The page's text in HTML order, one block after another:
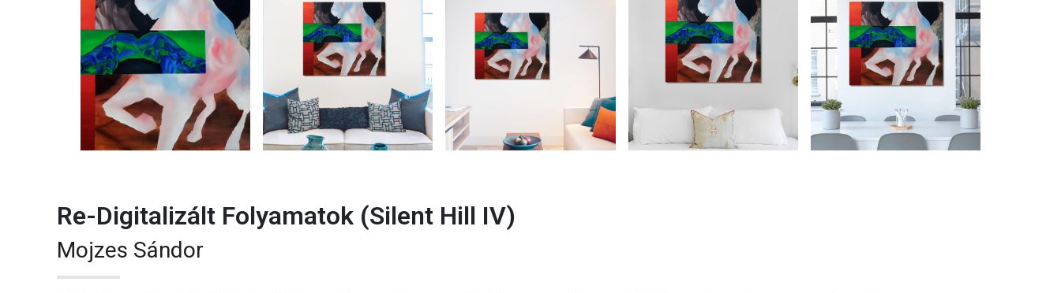
Re-Digitalizált Folyamatok (Silent Hill IV)
Mojzes Sándor